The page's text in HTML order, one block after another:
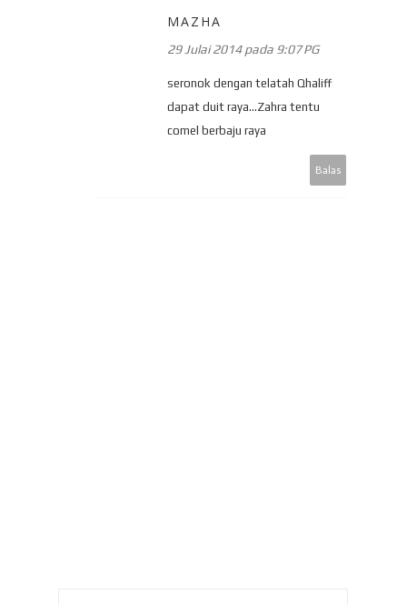
MAZHA
29 Julai 2014 pada 9:07 PG
seronok dengan telatah Qhaliff
dapat duit raya...Zahra tentu
comel berbaju raya
Balas